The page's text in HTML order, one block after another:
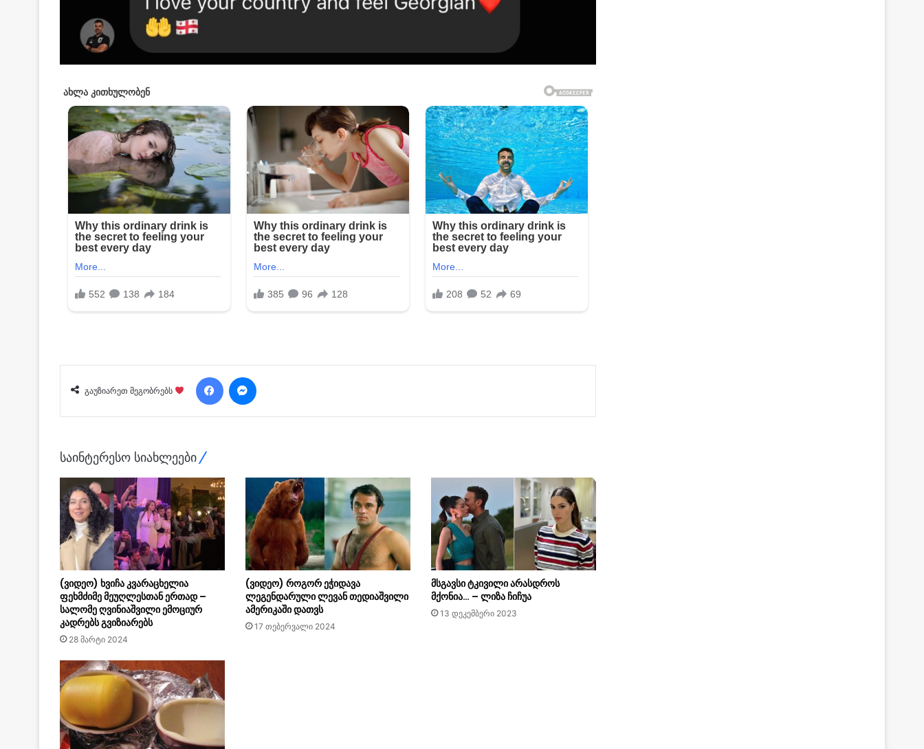
გაუზიარეთ მეგობრებს
Facebook
საინტერესო სიახლეები
(ვიდეო) ხვიჩა კვარაცხელია
ფეხმძიმე მეუღლესთან ერთად –
სალომე ღვინიაშვილი ემოციურ
კადრებს გვიზიარებს
28 მარტი 2024
(ვიდეო) როგორ ეჭიდავა
ლეგენდარული ლევან თედიაშვილი
ამერიკაში დათვს
17 თებერვალი 2024
მსგავსი ტკივილი არასდროს
მქონია… – ლიზა ჩიჩუა
13 დეკემბერი 2023